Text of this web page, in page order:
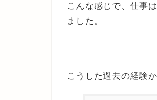
こんな感じで、仕事
ました。
こうした過去の経験